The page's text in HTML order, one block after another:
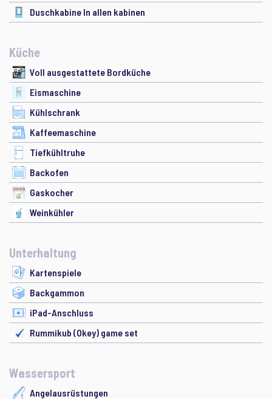
Duschkabine In allen kabinen
Küche
Voll ausgestattete Bordküche
Eismaschine
Kühlschrank
Kaffeemaschine
Tiefkühltruhe
Backofen
Gaskocher
Weinkühler
Unterhaltung
Kartenspiele
Backgammon
iPad-Anschluss
Rummikub (Okey) game set
Wassersport
Angelausrüstungen